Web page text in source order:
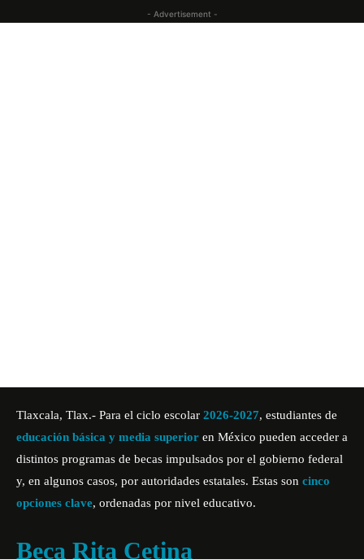
- Advertisement -
Tlaxcala, Tlax.- Para el ciclo escolar 2026-2027, estudiantes de
educación básica y media superior en México pueden acceder a
distintos programas de becas impulsados por el gobierno federal
y, en algunos casos, por autoridades estatales. Estas son cinco
opciones clave, ordenadas por nivel educativo.
Beca Rita Cetina